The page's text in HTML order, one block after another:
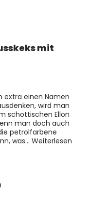
mit
extra einen Namen
wird man
schottischen Ellon
man doch auch
petrolfarbene
was… Weiterlesen